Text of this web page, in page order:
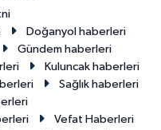
Doğanyol haberleri
Gündem haberleri
Kuluncak haberleri
Sağlık haberleri
Vefat Haberleri